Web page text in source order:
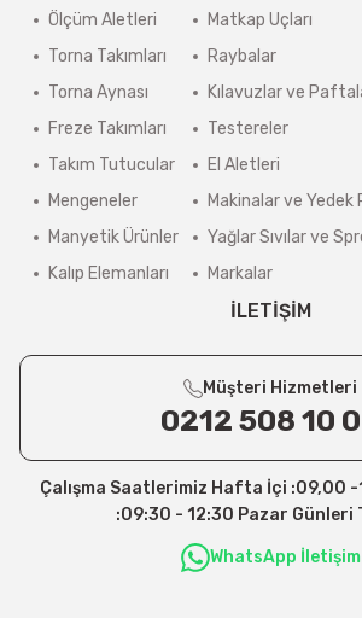
Ölçüm Aletleri
Torna Takımları
Torna Aynası
Freze Takımları
Takım Tutucular
Mengeneler
Manyetik Ürünler
Kalıp Elemanları
Matkap Uçları
Raybalar
Kılavuzlar ve
Testereler
El Aletleri
Makinalar ve Yedek
Yağlar Sıvılar ve
Markalar
İLETİŞİM
Müşteri Hizmetleri
0212 508 10
Çalışma Saatlerimiz Hafta İçi :09,00
:09:30 - 12:30 Pazar Günleri
WhatsApp İletişim